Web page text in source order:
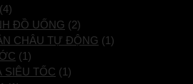
(4)
ĐỒ UỐNG (2)
CHÂU TỰ ĐỘNG (1)
(1)
SIÊU TỐC (1)